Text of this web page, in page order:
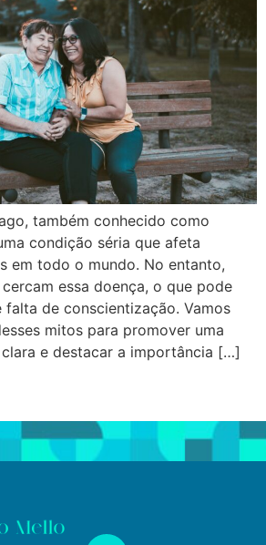
também conhecido como
condição séria que afeta
em todo o mundo. No entanto,
essa doença, o que pode
falta de conscientização. Vamos
mitos para promover uma
e destacar a importância […]